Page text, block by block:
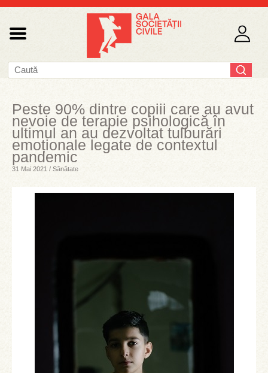
Peste 90% dintre copiii care au avut
nevoie de terapie psihologică în
ultimul an au dezvoltat tulburări
emoționale legate de contextul
pandemic
31 Mai 2021 / Sănătate